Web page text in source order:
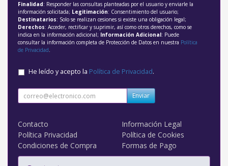
Finalidad: Responder las consultas planteadas por el usuario y enviarle la
información solicitada; Legitimación: Consentimiento del usuario;
Destinatarios: Solo se realizan cesiones si existe una obligación legal;
Derechos: Acceder, rectificar y suprimir, así como otros derechos, como se
indica en la información adicional; Información Adicional: Puede
consultar la información completa de Protección de Datos en nuestra Política
de Privacidad.
He leído y acepto la Política de Privacidad.
Enviar
Contacto
Información Legal
Política Privacidad
Política de Cookies
Condiciones de Compra
Formas de Pago